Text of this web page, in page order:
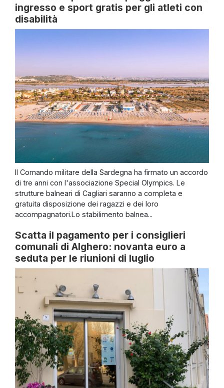
ingresso e sport gratis per gli atleti con
disabilità
Il Comando militare della Sardegna ha firmato un accordo
di tre anni con l'associazione Special Olympics. Le
strutture balneari di Cagliari saranno a completa e
gratuita disposizione dei ragazzi e dei loro
accompagnatori.Lo stabilimento balnea...
Scatta il pagamento per i consiglieri
comunali di Alghero: novanta euro a
seduta per le riunioni di luglio